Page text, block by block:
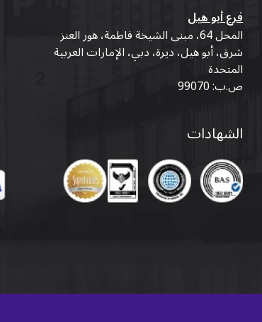
فرع أبو هيل
المحل 64، مبنى الشيخة فاطمة، هور العنز
شرق، أبو هيل، ديرة، دبي، الإمارات العربية
المتحدة
ص.ب: 99070
الشهادات